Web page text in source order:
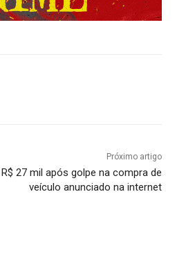
Próximo artigo
27 mil após golpe na compra de
veículo anunciado na internet